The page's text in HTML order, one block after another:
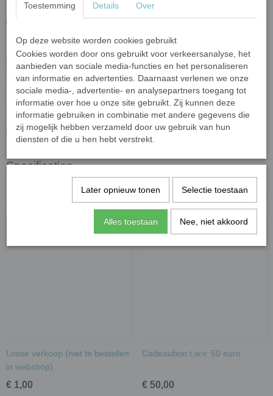
De cadeaubon is inwisselbaar voor artikelen uit onze
webshop
De cadeaubon bevat een persoonlijke kortingscode die tijdens het
afrekenen van een bestelling in onze webshop kan worden
ingevoerd zodat de waarde van de cadeaubon van het aankoop
bedrag in mindering wordt gebracht.
De cadeaubon heeft een geldigheidsduur van één jaar en is
niet inwisselbaar tegen contanten.
Wanneer u een cadeaubon besteld ontvangt u deze per e-mail.
Specificaties
0,01 Kg
Ook interessant
Losse verkoop (niet te bestellen
in webshop)
€ 1,00
Cadeaubon t.w.v. 50 euro
€ 50,00
Toestemming Details Over
Op deze website worden cookies gebruikt
Cookies worden door ons gebruikt voor verkeersanalyse, het
aanbieden van sociale media-functies en het personaliseren
van informatie en advertenties. Daarnaast verlenen we onze
sociale media-, advertentie- en analysepartners toegang tot
informatie over hoe u onze site gebruikt. Zij kunnen deze
informatie gebruiken in combinatie met andere gegevens die
zij mogelijk hebben verzameld door uw gebruik van hun
diensten of die u hen hebt verstrekt.
Later opnieuw tonen Selectie toestaan
Alles toestaan Nee, niet akkoord